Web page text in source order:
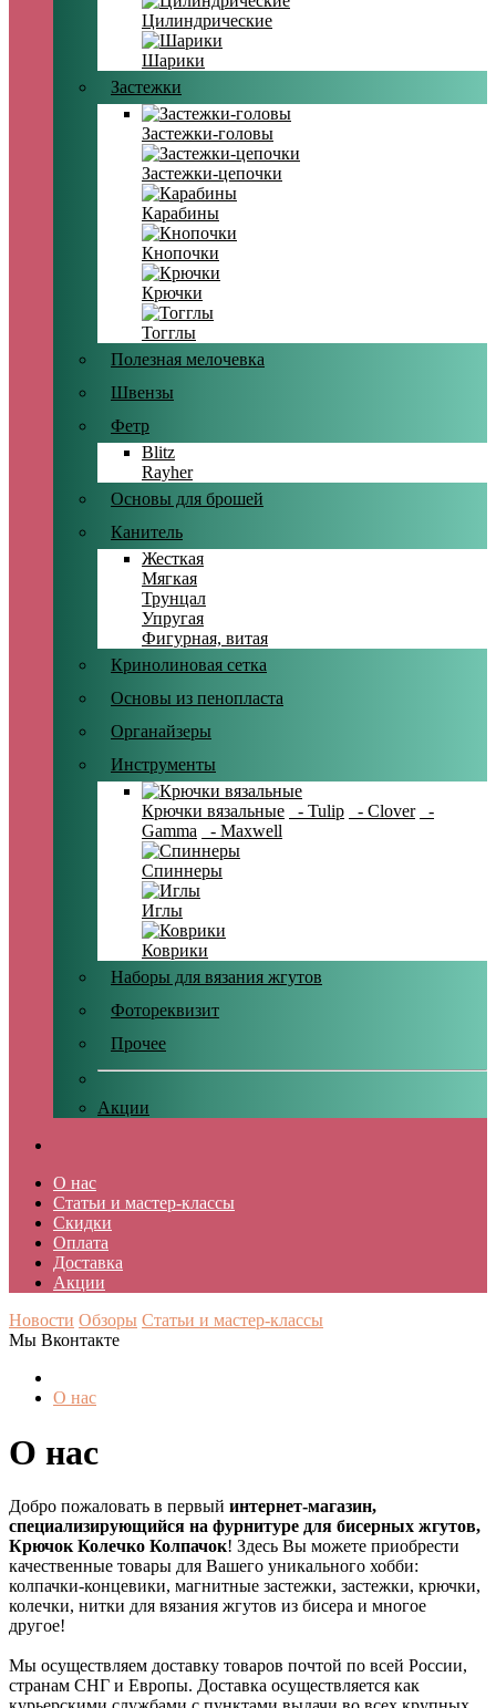
Цилиндрические
Шарики
Застежки
Застежки-головы
Застежки-цепочки
Карабины
Кнопочки
Крючки
Тогглы
Полезная мелочевка
Швензы
Фетр
Blitz
Rayher
Основы для брошей
Канитель
Жесткая
Мягкая
Трунцал
Упругая
Фигурная, витая
Кринолиновая сетка
Основы из пенопласта
Органайзеры
Инструменты
Крючки вязальные - Tulip - Clover
-
Gamma
- Maxwell
Спиннеры
Иглы
Коврики
Наборы для вязания жгутов
Фотореквизит
Прочее
Акции
О нас
Статьи и мастер-классы
Скидки
Оплата
Доставка
Акции
Новости Обзоры Статьи и мастер-классы
Мы Вконтакте
О нас
О нас
Добро пожаловать в первый интернет-магазин,
специализирующийся на фурнитуре для бисерных жгутов,
Крючок Колечко Колпачок! Здесь Вы можете приобрести
качественные товары для Вашего уникального хобби:
колпачки-концевики, магнитные застежки, застежки, крючки,
колечки, нитки для вязания жгутов из бисера и многое
другое!
Мы осуществляем доставку товаров почтой по всей России,
странам СНГ и Европы. Доставка осуществляется как